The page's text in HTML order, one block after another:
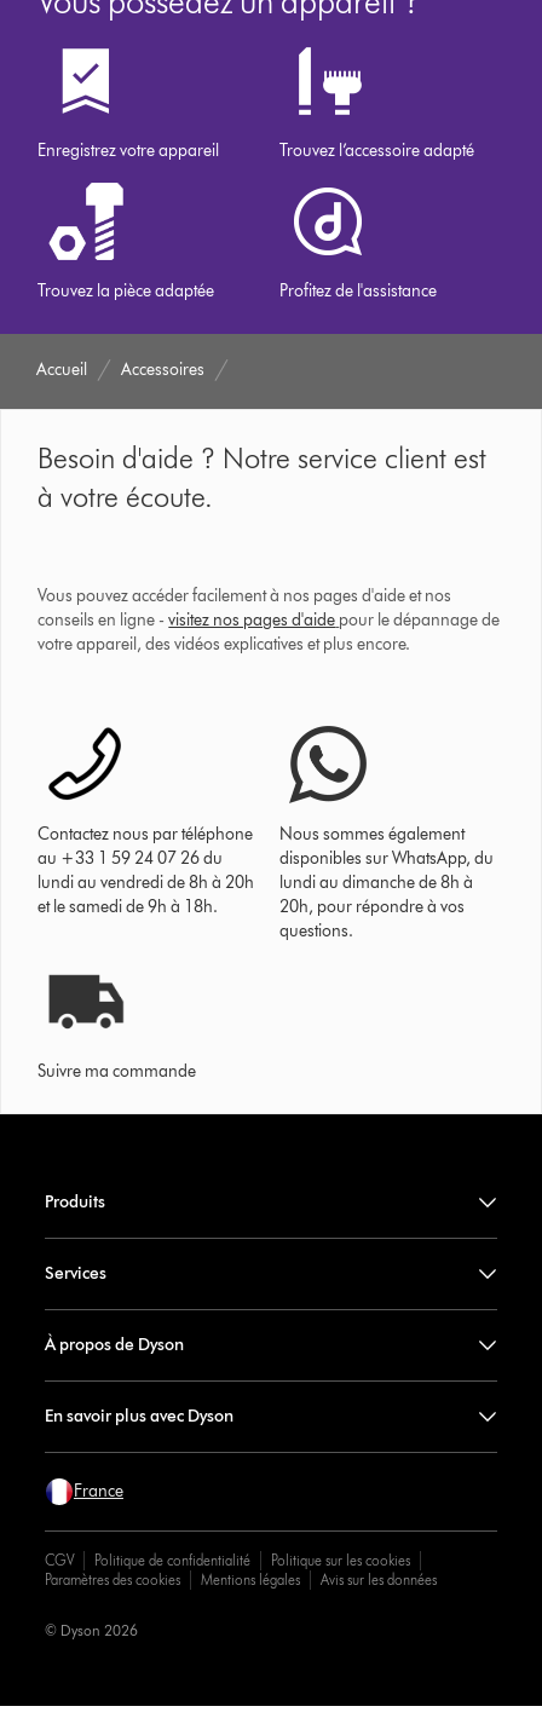
Enregistrez votre appareil Trouvez l’accessoire adapté
Trouvez la pièce adaptée Profitez de l'assistance
Accueil Accessoires
Besoin d'aide ? Notre service client est
à votre écoute.
Vous pouvez accéder facilement à nos pages d'aide et nos
conseils en ligne -visitez nos pages d'aide pour le dépannage de
votre appareil, des vidéos explicatives et plus encore.
Contactez nous par téléphone
au +33 1 59 24 07 26 du
lundi au vendredi de 8h à 20h
et le samedi de 9h à 18h.
Nous sommes également
disponibles sur WhatsApp, du
lundi au dimanche de 8h à
20h, pour répondre à vos
questions.
Suivre ma commande
Produits
Services
À propos de Dyson
En savoir plus avec Dyson
France
CGV Politique de confidentialité
Politique sur les cookies
Paramètres des cookies
Mentions légales Avis sur les données
© Dyson 2026